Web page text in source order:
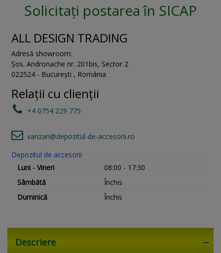
Solicitați postarea în SICAP
ALL DESIGN TRADING
Adresă showroom:
Șos. Andronache nr. 201bis, Sector 2
022524 - București , România
Relații cu clienții
+4 0754 229 775
vanzari@depozitul-de-accesorii.ro
Depozitul de accesorii
Luni - Vineri
08:00 - 17:30
Sâmbătă
Închis
Duminică
Închis
Descriere